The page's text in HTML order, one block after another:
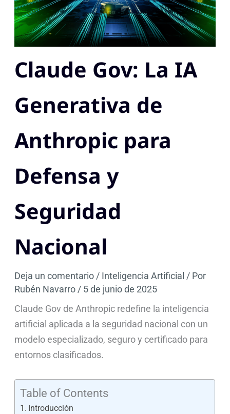
Claude Gov: La IA
Generativa de
Anthropic para
Defensa y
Seguridad
Nacional
Deja un comentario/ Inteligencia Artificial / Por
Rubén Navarro/ 5 de junio de 2025
Claude Gov de Anthropic redefine la inteligencia
artificial aplicada a la seguridad nacional con un
modelo especializado, seguro y certificado para
entornos clasificados.
Table of Contents
Introducción